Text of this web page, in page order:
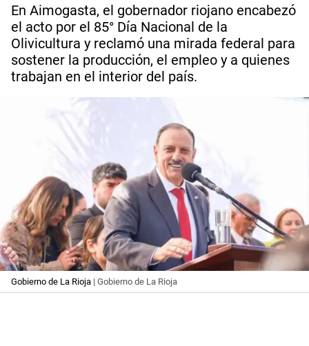
En Aimogasta, el gobernador riojano encabezó
el acto por el 85° Día Nacional de la
Olivicultura y reclamó una mirada federal para
sostener la producción, el empleo y a quienes
trabajan en el interior del país.
Gobierno de La Rioja | Gobierno de La Rioja